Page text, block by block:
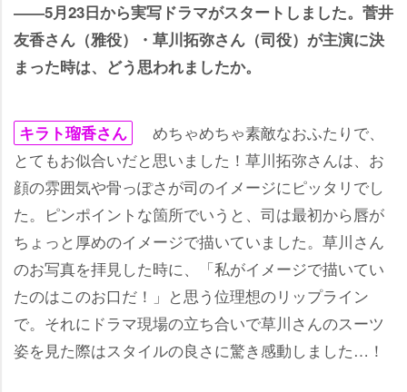
――5月23日から実写ドラマがスタートしました。菅井
友香さん（雅役）・草川拓弥さん（司役）が主演に決
まった時は、どう思われましたか。
キラト瑠香さん
めちゃめちゃ素敵なおふたりで、
とてもお似合いだと思いました！草川拓弥さんは、お
顔の雰囲気や骨っぽさが司のイメージにピッタリでし
た。ピンポイントな箇所でいうと、司は最初から唇が
ちょっと厚めのイメージで描いていました。草川さん
のお写真を拝見した時に、「私がイメージで描いてい
たのはこのお口だ！」と思う位理想のリップライン
で。それにドラマ現場の立ち合いで草川さんのスーツ
姿を見た際はスタイルの良さに驚き感動しました…！